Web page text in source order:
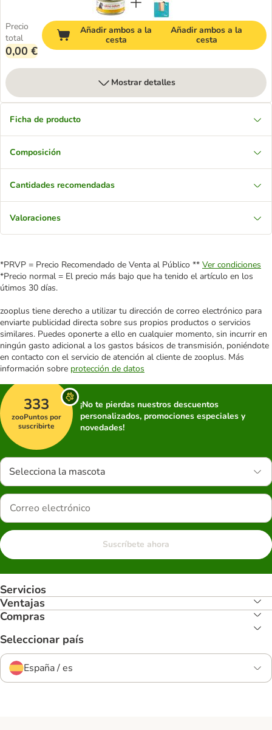
Precio
total
0,00 €
Añadir ambos a la
cesta
Añadir ambos a la
cesta
Mostrar detalles
Ficha de producto
Composición
Cantidades recomendadas
Valoraciones
*PRVP = Precio Recomendado de Venta al Público ** Ver condiciones
*Precio normal = El precio más bajo que ha tenido el artículo en los
útimos 30 días.
zooplus tiene derecho a utilizar tu dirección de correo electrónico para
enviarte publicidad directa sobre sus propios productos o servicios
similares. Puedes oponerte a ello en cualquier momento, sin incurrir en
ningún gasto adicional a los gastos básicos de transmisión, poniéndote
en contacto con el servicio de atención al cliente de zooplus. Más
información sobre protección de datos
333
zooPuntos por
suscribirte
¡No te pierdas nuestros descuentos
personalizados, promociones especiales y
novedades!
Selecciona la mascota
Suscríbete ahora
Servicios
Ventajas
Compras
Seleccionar país
España / es